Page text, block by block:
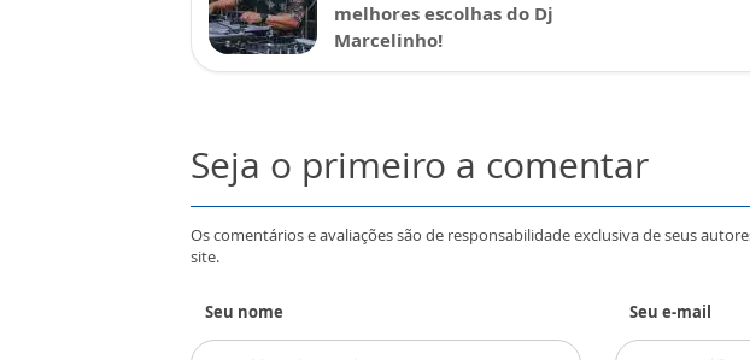
melhores escolhas do Dj
Marcelinho!
Seja o primeiro a comentar
Os comentários e avaliações são de responsabilidade exclusiva de seus
site.
Seu nome Seu e-mail